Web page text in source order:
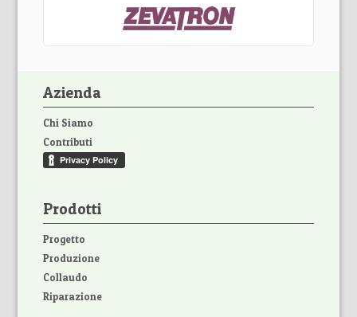
Azienda
Chi Siamo
Contributi
Prodotti
Progetto
Produzione
Collaudo
Riparazione